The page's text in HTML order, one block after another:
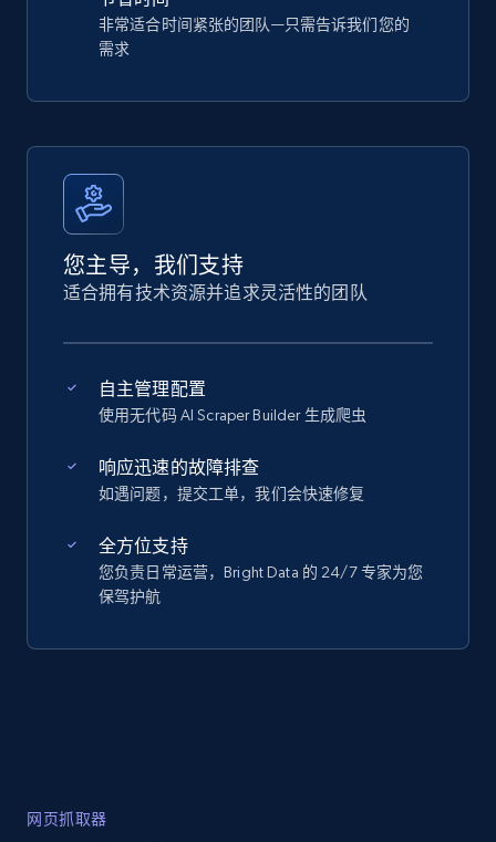
非常适合时间紧张的团队—只需告诉我们您的
需求
您主导，我们支持
适合拥有技术资源并追求灵活性的团队
自主管理配置
使用无代码 AI Scraper Builder 生成爬虫
响应迅速的故障排查
如遇问题，提交工单，我们会快速修复
全方位支持
您负责日常运营，Bright Data 的 24/7 专家为您
保驾护航
网页抓取器